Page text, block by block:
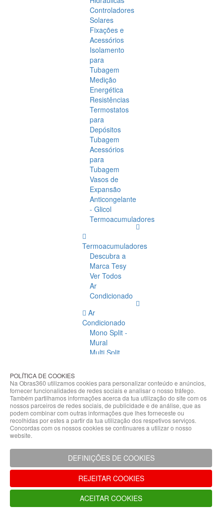
Controladores
Solares
Fixações e
Acessórios
Isolamento
para
Tubagem
Medição
Energética
Resistências
Termostatos
para
Depósitos
Tubagem
Acessórios
para
Tubagem
Vasos de
Expansão
Anticongelante
- Glicol
Termoacumuladores
Termoacumuladores
Descubra a
Marca Tesy
Ver Todos
Ar
Condicionado
Ar
Condicionado
Mono Split -
Mural
Multi Split
Condicionado
Acessórios
Climatização
Acessórios
Climatização
Hidráulicas
Controladores
Fixações e
Acessórios
Isolamento
para
Tubagem
POLÍTICA DE COOKIES
Na Obras360 utilizamos cookies para personalizar conteúdo e anúncios,
fornecer funcionalidades de redes sociais e analisar o nosso tráfego.
Também partilhamos informações acerca da tua utilização do site com os
nossos parceiros de redes sociais, de publicidade e de análise, que as
podem combinar com outras informações que lhes forneceste ou
recolhidas por estes a partir da tua utilização dos respetivos serviços.
Concordas com os nossos cookies se continuares a utilizar o nosso
website.
DEFINIÇÕES DE COOKIES
REJEITAR COOKIES
ACEITAR COOKIES